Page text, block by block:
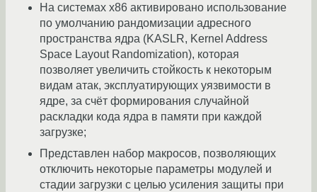
На системах x86 активировано использование
по умолчанию рандомизации адресного
пространства ядра (KASLR, Kernel Address
Space Layout Randomization), которая
позволяет увеличить стойкость к некоторым
видам атак, эксплуатирующих уязвимости в
ядре, за счёт формирования случайной
раскладки кода ядра в памяти при каждой
загрузке;
Представлен набор макросов, позволяющих
отключить некоторые параметры модулей и
стадии загрузки с целью усиления защиты при